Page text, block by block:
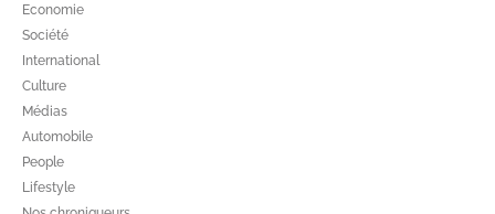
Economie
Société
International
Culture
Médias
Automobile
People
Lifestyle